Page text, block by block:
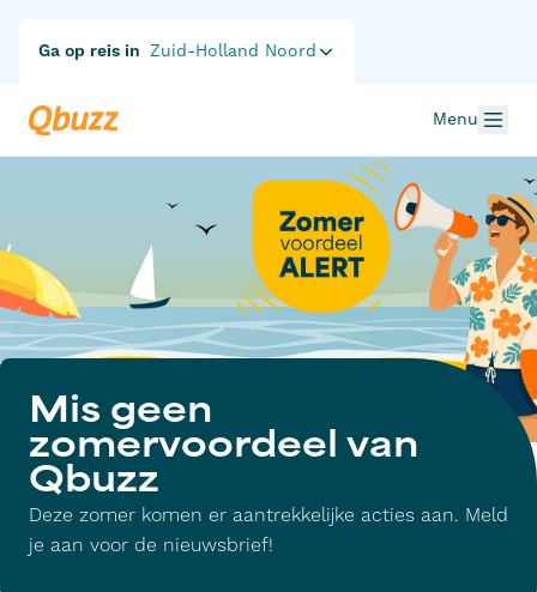
Ga op reis in Zuid-Holland Noord
Menu
Mis geen
zomervoordeel van
Qbuzz
Deze zomer komen er aantrekkelijke acties aan. Meld
je aan voor de nieuwsbrief!